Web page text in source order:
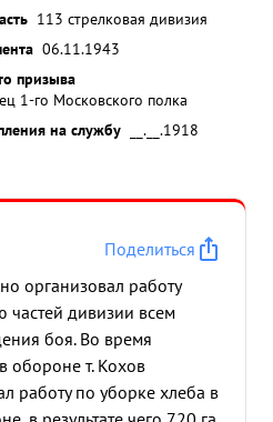
113 стрелковая дивизия
06.11.1943
призыва
1-го Московского полка
на службу
__.__.1918
Поделиться
организовал работу
частей дивизии всем
боя. Во время
обороне т. Кохов
работу по уборке хлеба в